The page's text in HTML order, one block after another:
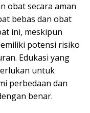
obat secara aman
bebas dan obat
ini, meskipun
potensi risiko
Edukasi yang
untuk
perbedaan dan
benar.